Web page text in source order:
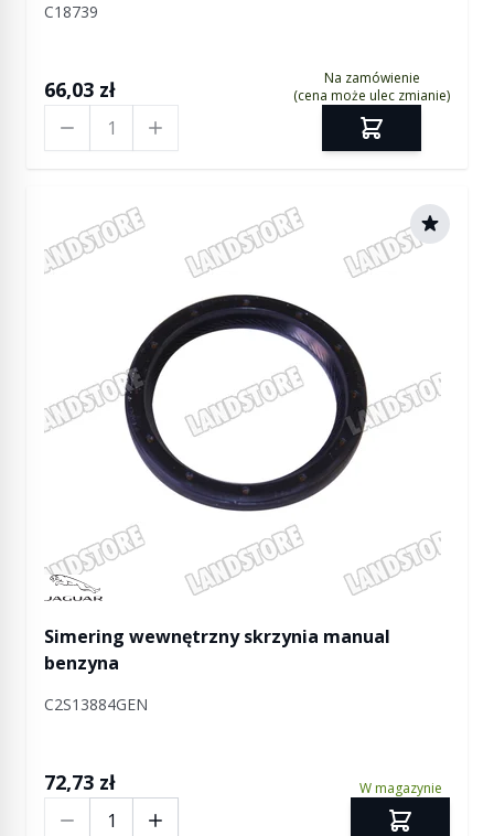
C18739
66,03 zł
Na zamówienie
(cena może ulec zmianie)
Manufactured by Jaguar
Simering wewnętrzny skrzynia manual
benzyna
C2S13884GEN
72,73 zł W magazynie